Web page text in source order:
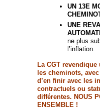
UN 13E
UNE
ne plus
l’inflation.
La CGT
les cheminots,
d’en finir avec les
contractuels ou
différentes. NOUS
ENSEMBLE !